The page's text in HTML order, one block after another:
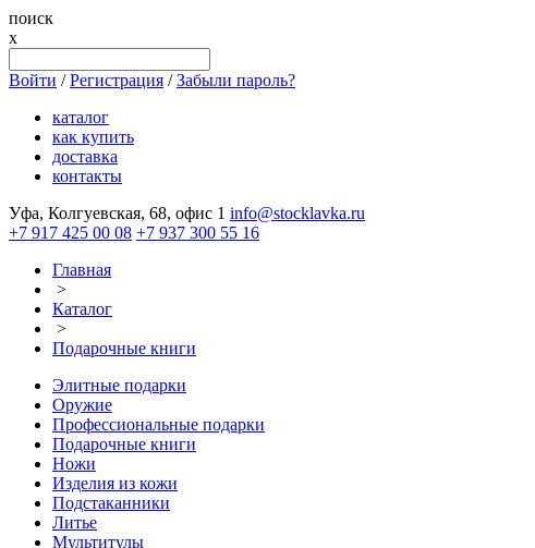
поиск
x
Войти / Регистрация / Забыли пароль?
каталог
как купить
доставка
контакты
Уфа, Колгуевская, 68, офис 1 info@stocklavka.ru
+7 917 425 00 08 +7 937 300 55 16
Главная
>
Каталог
>
Подарочные книги
Элитные подарки
Оружие
Профессиональные подарки
Подарочные книги
Ножи
Изделия из кожи
Подстаканники
Литье
Мультитулы